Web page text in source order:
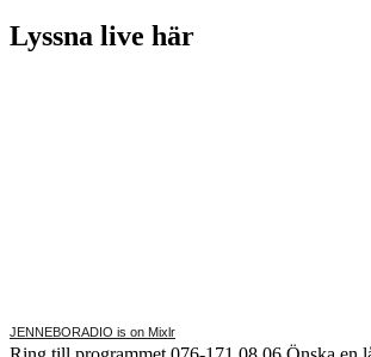
Lyssna live här
JENNEBORADIO is on Mixlr